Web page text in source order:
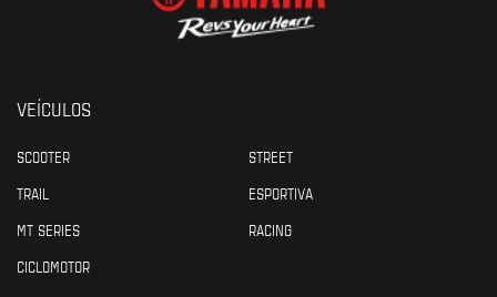
VEÍCULOS
SCOOTER
STREET
TRAIL
ESPORTIVA
MT SERIES
RACING
CICLOMOTOR